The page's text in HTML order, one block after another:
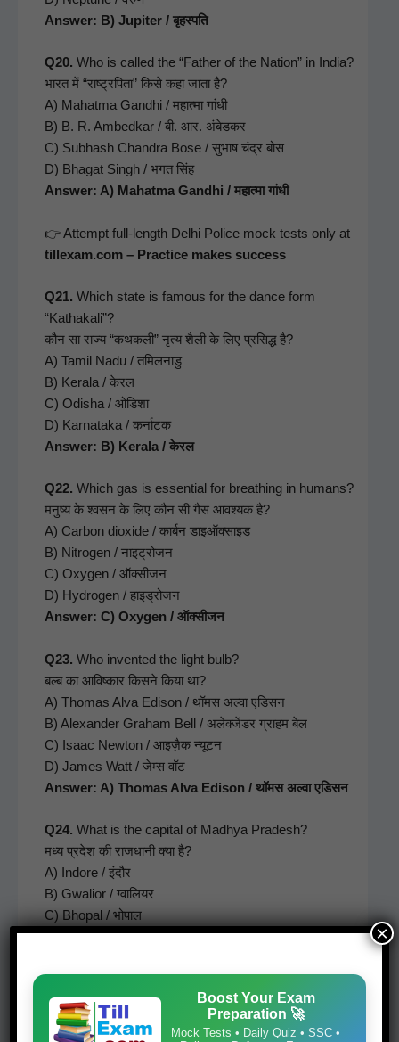
Answer: B) Jupiter / बृहस्पति
Q20. Who is called the “Father of the Nation” in India?
भारत में “राष्ट्रपिता” किसे कहा जाता है?
A) Mahat­ma Gand­hi / महात्मा गांधी
B) B. R. Ambed­kar / बी. आर. अंबेडकर
C) Sub­hash Chan­dra Bose / सुभाष चंद्र बोस
D) Bha­gat Singh / भगत सिंह
Answer: A) Mahat­ma Gand­hi / महात्मा गांधी
👉 Attempt full-length Del­hi Police mock tests only at
tillexam.com – Prac­tice makes success
Q21. Which state is famous for the dance form
“Kathakali”?
कौन सा राज्य “कथकली” नृत्य शैली के लिए प्रसिद्ध है?
A) Tamil Nadu / तमिलनाडु
B) Ker­ala / केरल
C) Odisha / ओडिशा
D) Kar­nata­ka / कर्नाटक
Answer: B) Ker­ala / केरल
Q22. Which gas is essen­tial for breath­ing in humans?
मनुष्य के श्वसन के लिए कौन सी गैस आवश्यक है?
A) Car­bon diox­ide / कार्बन डाइऑक्साइड
B) Nitro­gen / नाइट्रोजन
C) Oxy­gen / ऑक्सीजन
D) Hydro­gen / हाइड्रोजन
Answer: C) Oxy­gen / ऑक्सीजन
Q23. Who invent­ed the light bulb?
बल्ब का आविष्कार किसने किया था?
A) Thomas Alva Edi­son / थॉमस अल्वा एडिसन
B) Alexan­der Gra­ham Bell / अलेक्जेंडर ग्राहम बेल
C) Isaac New­ton / आइज़ैक न्यूटन
D) James Watt / जेम्स वॉट
Answer: A) Thomas Alva Edi­son / थॉमस अल्वा एडिसन
Q24. What is the cap­i­tal of Mad­hya Pradesh?
मध्य प्रदेश की राजधानी क्या है?
A) Indore / इंदौर
B) Gwalior / ग्वालियर
C) Bhopal / भोपाल
D) Jabalpur / जबलपुर
Q25.The UNO head­quar­ters is locat­ed in which city?
संयुक्त राष्ट्र संघ (UNO) का मुख्यालय किस शहर में स्थित है?
Boost Your Exam
Preparation 🚀
Mock Tests • Daily Quiz • SSC •
×